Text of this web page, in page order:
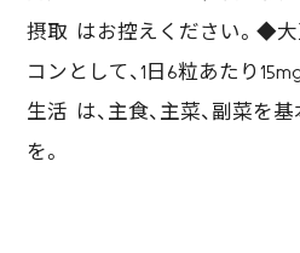
摂取 はお控えください。◆大
コンとして、1日6粒あたり
生活 は、主食、主菜、副菜を
を。